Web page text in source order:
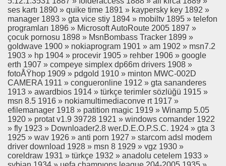
ses kartı 1890 » quike time 1891 » kaypersky key 1892 »
manager 1893 » gta vice stiy 1894 » mobiltv 1895 » telefon
programları 1896 » Microsoft AutoRoute 2005 1897 »
çocuk pornosu 1898 » MsnBombass Tracker 1899 »
goldwave 1900 » nokiaprogram 1901 » am 1902 » msn7.2
1903 » hp 1904 » procevir 1905 » rehber 1906 » google
erth 1907 » compeye simplex dp66m drivers 1908 »
fotoÅŸhop 1909 » pdgold 1910 » minton MWC-002D
CAMERA 1911 » congueronline 1912 » gta sananderes
1913 » awardbios 1914 » türkçe terimler sözlüğü 1915 »
msn 8.5 1916 » nokiamultimediaconve rt 1917 »
efilemanager 1918 » patition magic 1919 » Winamp 5.05
1920 » protat v1.9 39728 1921 » windows comander 1922
» fly 1923 » Downloader2.8 wer.D.E.O.P.S.C. 1924 » gta 3
1925 » wav 1926 » anti porn 1927 » starcom adsl modem
driver download 1928 » msn 8 1929 » vgz 1930 »
coreldraw 1931 » türkçe 1932 » anadolu cetelem 1933 »